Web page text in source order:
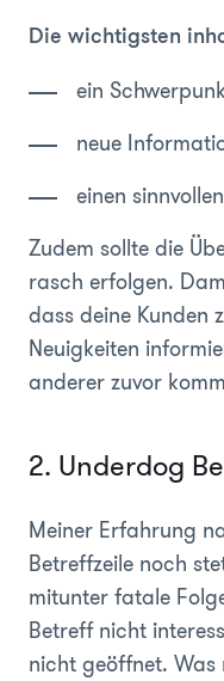
Die wichtigsten
ein
neue
einen
Zudem sollte die
rasch erfolgen.
dass deine Kunden
Neuigkeiten
anderer zuvor
2. Underdog
Meiner Erfahrung
Betreffzeile noch
mitunter fatale
Betreff nicht
nicht geöffnet. Was